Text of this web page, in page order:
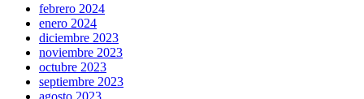
febrero 2024
enero 2024
diciembre 2023
noviembre 2023
octubre 2023
septiembre 2023
agosto 2023